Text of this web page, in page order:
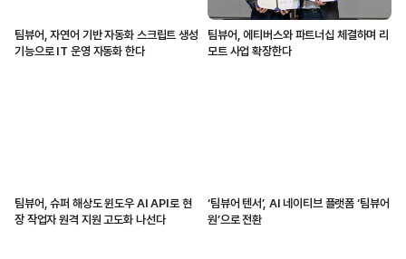
팀뷰어, 자연어 기반 자동화 스크립트 생성
기능으로 IT 운영 자동화 한다
팀뷰어, 에티버스와 파트너십 체결하며 리
모트 사업 확장한다
팀뷰어, 슈퍼 해상도 윈도우 AI API로 현
장 작업자 원격 지원 고도화 나선다
‘팀뷰어 텐서’, AI 네이티브 플랫폼 ‘팀뷰어
원’으로 전환